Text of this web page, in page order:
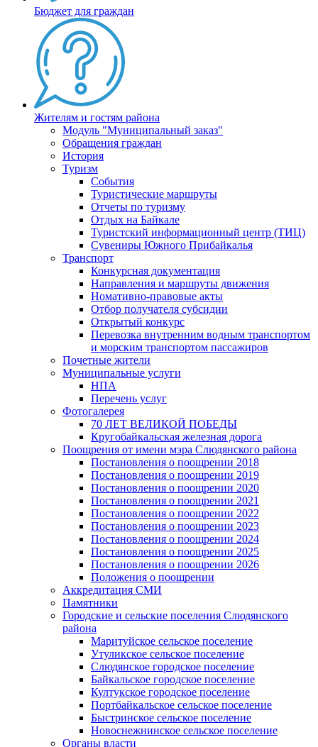
Бюджет для граждан
Жителям и гостям района
Модуль "Муниципальный заказ"
Обращения граждан
История
Туризм
События
Туристические маршруты
Отчеты по туризму
Отдых на Байкале
Туристский информационный центр (ТИЦ)
Сувениры Южного Прибайкалья
Транспорт
Конкурсная документация
Направления и маршруты движения
Номативно-правовые акты
Отбор получателя субсидии
Открытый конкурс
Перевозка внутренним водным транспортом
и морским транспортом пассажиров
Почетные жители
Муниципальные услуги
НПА
Перечень услуг
Фотогалерея
70 ЛЕТ ВЕЛИКОЙ ПОБЕДЫ
Кругобайкальская железная дорога
Поощрения от имени мэра Слюдянского района
Постановления о поощрении 2018
Постановления о поощрении 2019
Постановления о поощрении 2020
Постановления о поощрении 2021
Постановления о поощрении 2022
Постановления о поощрении 2023
Постановления о поощрении 2024
Постановления о поощрении 2025
Постановления о поощрении 2026
Положения о поощрении
Аккредитация СМИ
Памятники
Городские и сельские поселения Слюдянского
района
Маритуйское сельское поселение
Утуликское сельское поселение
Слюдянское городское поселение
Байкальское городское поселение
Култукское городское поселение
Портбайкальское сельское поселение
Быстринское сельское поселение
Новоснежнинское сельское поселение
Органы власти